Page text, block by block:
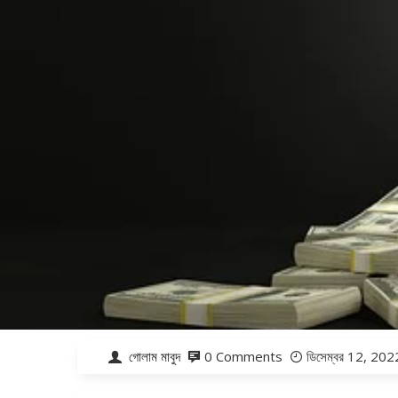
গোলাম মাবুদ 0 Comments ডিসেম্বর 12,